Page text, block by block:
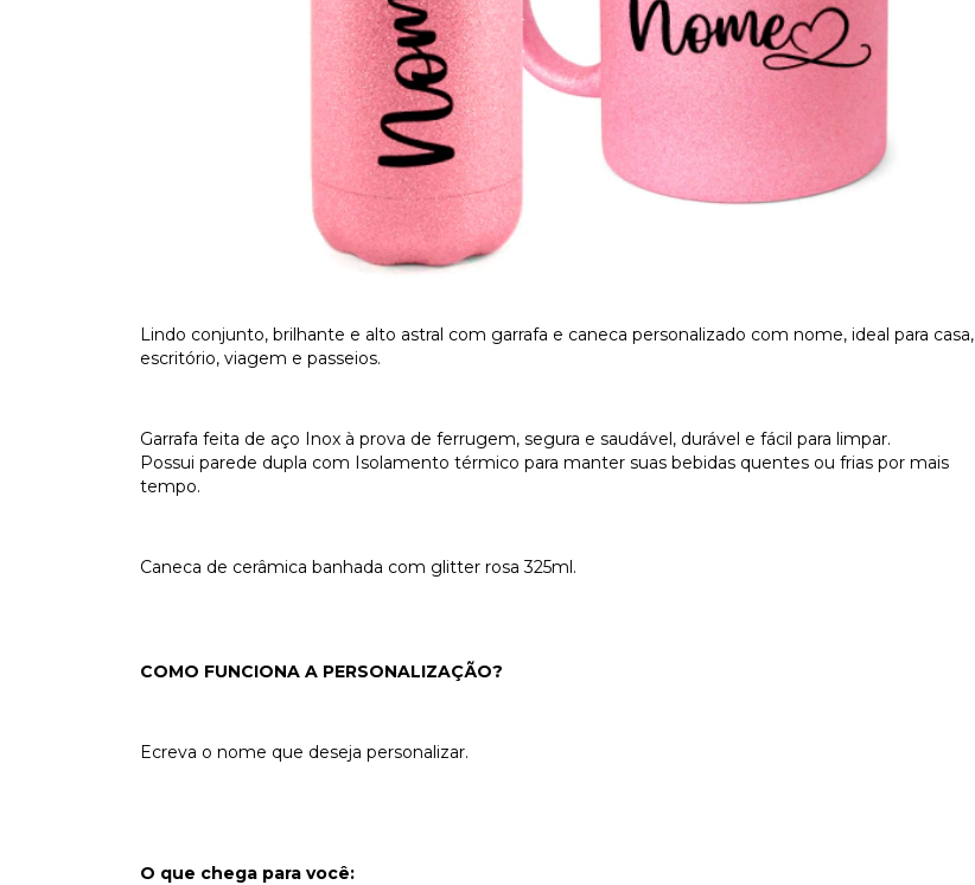
Lindo conjunto, brilhante e alto astral com garrafa e caneca personalizado com nome, ideal para casa,
escritório, viagem e passeios.
Garrafa feita de aço Inox à prova de ferrugem, segura e saudável, durável e fácil para limpar.
Possui parede dupla com Isolamento térmico para manter suas bebidas quentes ou frias por mais
tempo.
Caneca de cerâmica banhada com glitter rosa 325ml.
COMO FUNCIONA A PERSONALIZAÇÃO?
Ecreva o nome que deseja personalizar.
O que chega para você: